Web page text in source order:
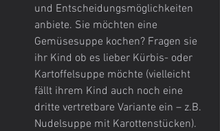
und Entscheidungsmöglichkeiten
anbiete. Sie möchten eine
Gemüsesuppe kochen? Fragen sie
ihr Kind ob es lieber Kürbis- oder
Kartoffelsuppe möchte (vielleicht
fällt ihrem Kind auch noch eine
dritte vertretbare Variante ein – z.B.
Nudelsuppe mit Karottenstücken).